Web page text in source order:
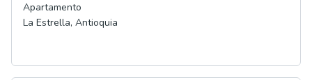
Apartamento
La Estrella, Antioquia